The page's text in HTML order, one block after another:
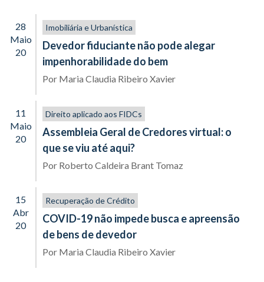
28
Maio
20
Imobiliária e Urbanística
Devedor fiduciante não pode alegar
impenhorabilidade do bem
Por Maria Claudia Ribeiro Xavier
11
Maio
20
Direito aplicado aos FIDCs
Assembleia Geral de Credores virtual: o
que se viu até aqui?
Por Roberto Caldeira Brant Tomaz
15
Abr
20
Recuperação de Crédito
COVID-19 não impede busca e apreensão
de bens de devedor
Por Maria Claudia Ribeiro Xavier